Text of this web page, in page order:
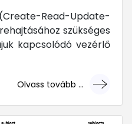
Read-Update-
szükséges
kapcsolódó vezérlő
Olvass tovább ...
... mert megéri!